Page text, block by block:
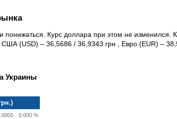
понижаться. Курс доллара при этом не изменился.
(USD) – 36,5686 / 36,9343 грн., Евро (EUR) –
Украины
0.000 %